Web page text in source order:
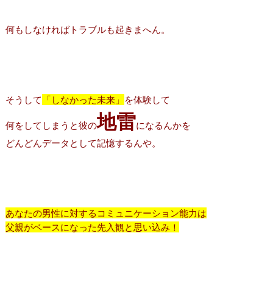
何もしなければトラブルも起きまへん。
そうして 「しなかった未来」 を体験して
何をしてしまうと彼の地雷になるんかを
どんどんデータとして記憶するんや。
あなたの男性に対するコミュニケーション能力は
父親がベースになった先入観と思い込み！